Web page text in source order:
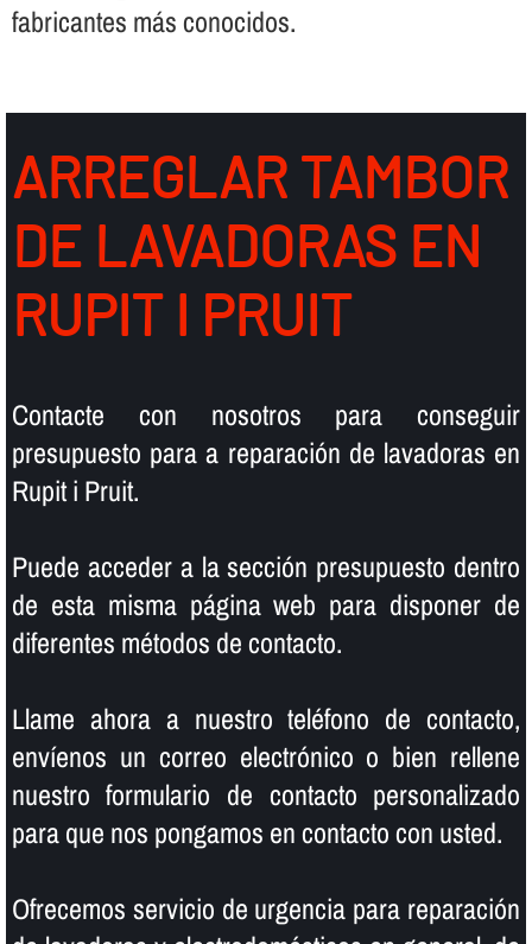
fabricantes más conocidos.
ARREGLAR TAMBOR
DE LAVADORAS EN
RUPIT I PRUIT
Contacte con nosotros para conseguir
presupuesto para a reparación de lavadoras en
Rupit i Pruit.
Puede acceder a la sección presupuesto dentro
de esta misma página web para disponer de
diferentes métodos de contacto.
Llame ahora a nuestro teléfono de contacto,
enví­enos un correo electrónico o bien rellene
nuestro formulario de contacto personalizado
para que nos pongamos en contacto con usted.
Ofrecemos servicio de urgencia para reparación